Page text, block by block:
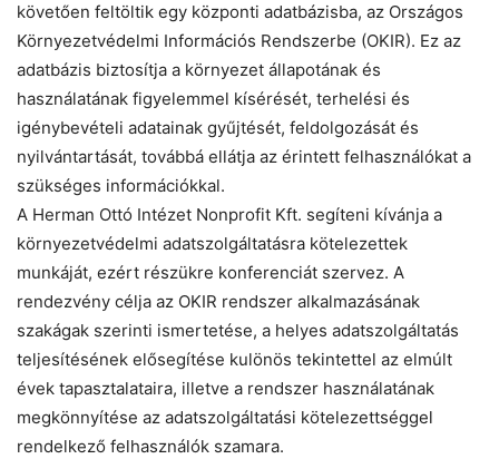
követően feltöltik egy központi adatbázisba, az Országos
Környezetvédelmi Információs Rendszerbe (OKIR). Ez az
adatbázis biztosítja a környezet állapotának és
használatának figyelemmel kísérését, terhelési és
igénybevételi adatainak gyűjtését, feldolgozását és
nyilvántartását, továbbá ellátja az érintett felhasználókat a
szükséges információkkal.
A Herman Ottó Intézet Nonprofit Kft. segíteni kívánja a
környezetvédelmi adatszolgáltatásra kötelezettek
munkáját, ezért részükre konferenciát szervez. A
rendezvény célja az OKIR rendszer alkalmazásának
szakágak szerinti ismertetése, a helyes adatszolgáltatás
teljesítésének elősegítése kulönös tekintettel az elmúlt
évek tapasztalataira, illetve a rendszer használatának
megkönnyítése az adatszolgáltatási kötelezettséggel
rendelkező felhasználók szamara.
Chat Mr wAIste
Helló! Miben segíthetek ma?